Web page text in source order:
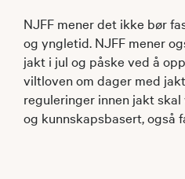
NJFF mener det ikke bør
og yngletid. NJFF mener
jakt i jul og påske ved å
viltloven om dager med
reguleringer innen jakt
og kunnskapsbasert, også